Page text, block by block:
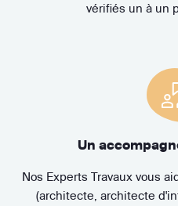
vérifiés un à un
Un
Nos Experts Travaux vous
(architecte, architecte